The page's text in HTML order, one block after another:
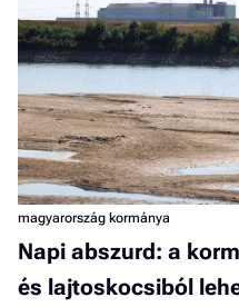
magyarország kormánya
Napi abszurd: a
és lajtoskocsiból